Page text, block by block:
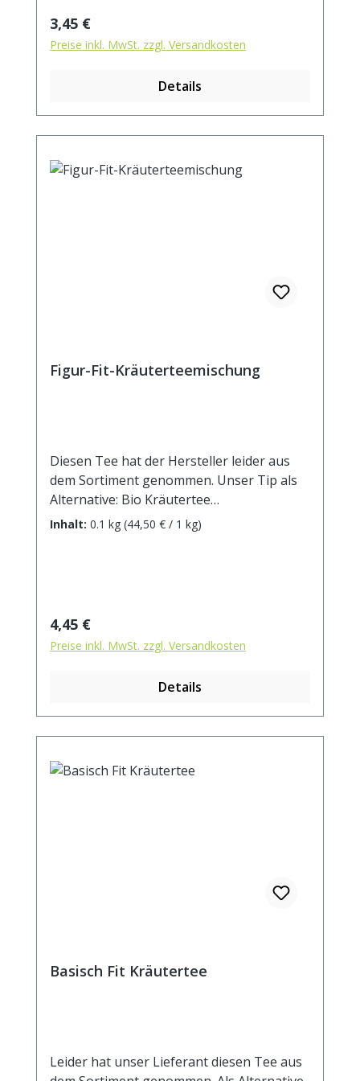
Fenchel, Pfefferminzblätter,
Süßholzwurzel, rotes Sandelholz,
Kornblumenblüten.
Regulärer Preis:
3,45 €
Preise inkl. MwSt. zzgl. Versandkosten
Details
Figur-Fit-Kräuterteemischung
Diesen Tee hat der Hersteller leider aus
dem Sortiment genommen. Unser Tip als
Alternative: Bio Kräutertee
TraumfigurZutaten: Mateblätter geröstet,
Inhalt: 0.1 kg (44,50 € / 1 kg)
Regulärer Preis:
4,45 €
Preise inkl. MwSt. zzgl. Versandkosten
Details
Basisch Fit Kräutertee
Leider hat unser Lieferant diesen Tee aus